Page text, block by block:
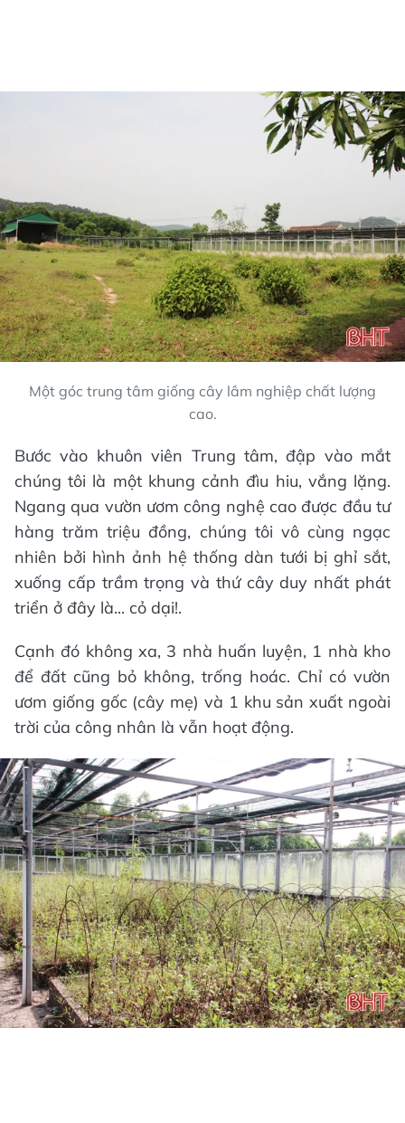
Một góc trung tâm giống cây lâm nghiệp chất lượng
cao.
Bước vào khuôn viên Trung tâm, đập vào mắt
chúng tôi là một khung cảnh đìu hiu, vắng lặng.
Ngang qua vườn ươm công nghệ cao được đầu tư
hàng trăm triệu đồng, chúng tôi vô cùng ngạc
nhiên bởi hình ảnh hệ thống dàn tưới bị ghỉ sắt,
xuống cấp trầm trọng và thứ cây duy nhất phát
triển ở đây là... cỏ dại!.
Cạnh đó không xa, 3 nhà huấn luyện, 1 nhà kho
để đất cũng bỏ không, trống hoác. Chỉ có vườn
ươm giống gốc (cây mẹ) và 1 khu sản xuất ngoài
trời của công nhân là vẫn hoạt động.